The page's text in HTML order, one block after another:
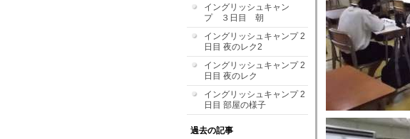
イングリッシュキャン
プ ３日目 朝
イングリッシュキャンプ 2
日目 夜のレク2
イングリッシュキャンプ 2
日目 夜のレク
イングリッシュキャンプ 2
日目 部屋の様子
過去の記事